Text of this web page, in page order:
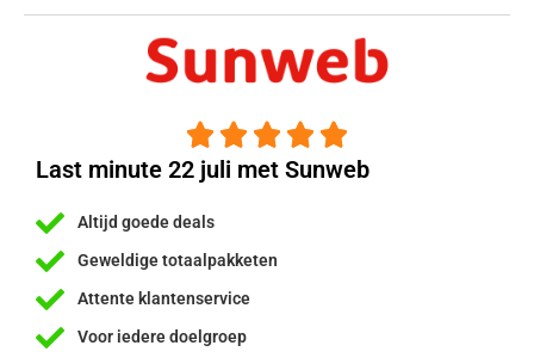
    
Last minute 22 juli met Sunweb
Altijd goede deals
Geweldige totaalpakketen
Attente klantenservice
Voor iedere doelgroep